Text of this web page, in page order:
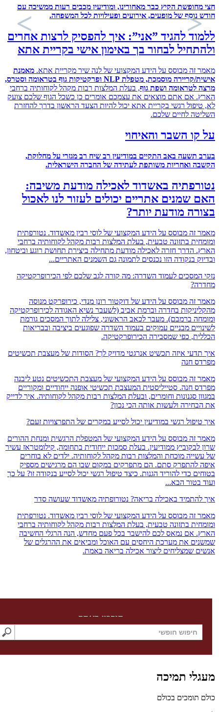
הקיץ כבר מאחורינו, ומודיעין מכבים רעות ממשיכה עם
של מופעים, אירועים ופעילויות לכל המשפחה.
להגיד ”אני”: איך להפסיק לרצות אחרים
לבחור בך באימון אישי בקריית אתא
זה מבוסס על הידע המקצועי של לנה שיר מקריית אתא. מאמנת
אישית/קריירה מוסמכת, מטפלת NLP ופרקטיקות גוף בטראומה וסטרס,
לטראומה ושפת גוף, בעלת המלצות רבות מקהל לקוחותיה ברחבי
אם אתם מוצאים את עצמכם אומרים כן כשכל הגוף שלכם צועק
רגשי בקריית אתא יכול להיות הצעד הראשון בדרך להחזרת
לחיים שלכם.
השבר והאיחוי
באב התקיים במודיעין רב שיח רב מגזרי על מחלוקת,
ואחריות משותפת לעתידה של החברה הישראלית.
באשדוד לאכילה מודעת משיבה:
שמנים אתריים יכולים לעזור לנו לאכול
מודעת יותר?
מבוסס על הידע המקצועי של לוסי רבין מאשדוד. נטורפתית
בתזונה טבעית, בעלת המלצות רבות מקהל לקוחותיה ברחבי
הדרך חזרה לאכילה מודעת מתחילה ביצירת תחושת רוגע וביטחון,
בנקודה הזו נכנסים לתמונה גם השמנים האתריים...
לעמוד השדרה: מה קורה לגב שלכם לפי הכירופרקטיקה
מבוסס על הידע של דוקטור רונן מנדי, כירופרקט מנוסה
בחדרה וברמת אביב (לשעבר נשיא האגודה לכירופרקטיקה
ברמבם).מעבר לכאב הראשוני,צלילה לתוך המסכים גורמת
מבניים עמוקים בעמוד השדרה שפוגעים ביציבה ובבריאות
כפי שמסבירה הכירופרקטיקה.
איזה תכשיט אנרגטי מדויק לך? הסודות של מעצבת תכשיטים
חנה
זה מבוסס על הידע המקצועי של מעצבת התכשיטים נטע ליבנה
חנה. סטייליסטית המעצבת תכשיטי אופנה ייחודיים ומקוריים
סגנונות וחומרים, ובעלת המלצות רבות מקהל לקוחותיה. איך לדייק
ולעשות אותה הכי נכון?
רגשי במודיעין יכול לסייע במקרים של התפרצויות זעם?
זה מבוסס על הידע המקצועי של המטפלת הרגשית ומנחת ההורים
ממודיעין. בעלת סמכות ייחודית בתחומה, קילומטראז עשיר
מוכחת והמלצות רבות מקהל לקוחותיה. ילדים לא בוחרים
להתפרק סתם. הם מתפרקים במקום שבו הם מרגישים מספיק
כדי להוריד הגנות. כיצד טיפול רגשי יכול לסייע בנקודה זו? על כך
הבא...
באכילה בריאה? נטורופתיה מאשדוד שעושה סדר
מבוסס על הידע המקצועי של לוסי רבין מאשדוד. נטורפתית
בתזונה טבעית, בעלת המלצות רבות מקהל לקוחותיה ברחבי
אם נמאס לכם להישבר בכל פעם מחדש, הנה הרגלי החשיבה
את מערכת היחסים עם האוכל ומביאים את ההרגלים של
שמצליחים ליצור אכילה בריאה באמת.
חיפוש באתר
תמיכה
בכולם